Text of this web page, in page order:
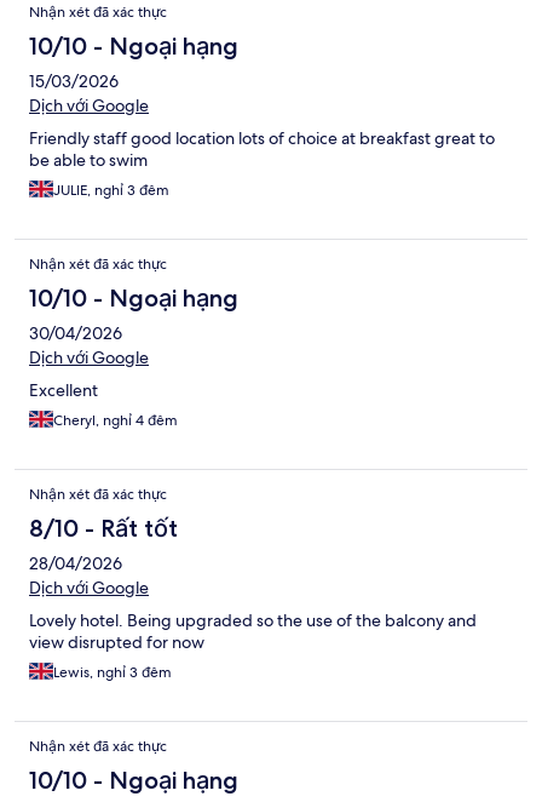
Nhận xét đã xác thực
10/10 - Ngoại hạng
15/03/2026
Dịch với Google
Friendly staff good location lots of choice at breakfast great to
be able to swim
JULIE, nghỉ 3 đêm
Nhận xét đã xác thực
10/10 - Ngoại hạng
30/04/2026
Dịch với Google
Excellent
Cheryl, nghỉ 4 đêm
Nhận xét đã xác thực
8/10 - Rất tốt
28/04/2026
Dịch với Google
Lovely hotel. Being upgraded so the use of the balcony and
view disrupted for now
Lewis, nghỉ 3 đêm
Nhận xét đã xác thực
10/10 - Ngoại hạng